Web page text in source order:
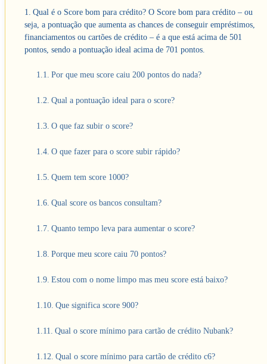
Qual é o Score bom para crédito? O Score bom para crédito – ou
seja, a pontuação que aumenta as chances de conseguir empréstimos,
financiamentos ou cartões de crédito – é a que está acima de 501
pontos, sendo a pontuação ideal acima de 701 pontos.
Por que meu score caiu 200 pontos do nada?
Qual a pontuação ideal para o score?
O que faz subir o score?
O que fazer para o score subir rápido?
Quem tem score 1000?
Qual score os bancos consultam?
Quanto tempo leva para aumentar o score?
Porque meu score caiu 70 pontos?
Estou com o nome limpo mas meu score está baixo?
Que significa score 900?
Qual o score mínimo para cartão de crédito Nubank?
Qual o score mínimo para cartão de crédito c6?